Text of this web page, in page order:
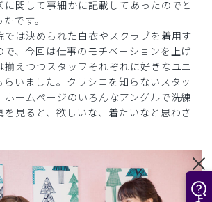
関して事細かに記載してあったのでと
です。
では決められた白衣やスクラブを着用す
で、今回は仕事のモチベーションを上げ
揃えつつスタッフそれぞれに好きなユニ
らいました。クラシコを知らないスタッ
ホームページのいろんなアングルで洗練
を見ると、欲しいな、着たいなと思わさ